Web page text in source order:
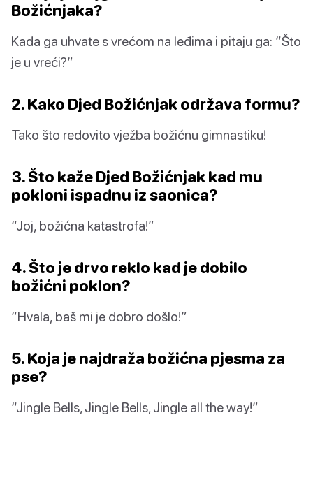
Božićnjaka?
Kada ga uhvate s vrećom na leđima i pitaju ga: “Što
je u vreći?”
2. Kako Djed Božićnjak održava formu?
Tako što redovito vježba božićnu gimnastiku!
3. Što kaže Djed Božićnjak kad mu
pokloni ispadnu iz saonica?
“Joj, božićna katastrofa!”
4. Što je drvo reklo kad je dobilo
božićni poklon?
“Hvala, baš mi je dobro došlo!”
5. Koja je najdraža božićna pjesma za
pse?
“Jingle Bells, Jingle Bells, Jingle all the way!”